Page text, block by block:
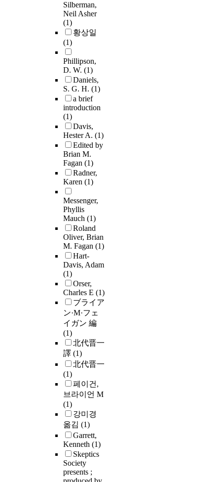
Silberman,
Neil Asher
(1)
황상일
(1)
Phillipson,
D. W. (1)
Daniels,
S. G. H. (1)
a brief
introduction
(1)
Davis,
Hester A. (1)
Edited by
Brian M.
Fagan (1)
Radner,
Karen (1)
Messenger,
Phyllis
Mauch (1)
Roland
Oliver, Brian
M. Fagan (1)
Hart-
Davis, Adam
(1)
Orser,
Charles E (1)
ブライア
ン·M·フェ
イガン 編
(1)
北代晋一
譯 (1)
北代晋一
(1)
페이건,
브라이언 M
(1)
강미경
옮김 (1)
Garrett,
Kenneth (1)
Skeptics
Society
presents ;